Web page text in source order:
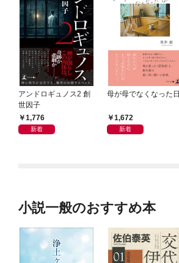
アンドロギュノス2 創
世因子
1,776
新着
母が母でなくなった日
1,672
新着
小説一般のおすすめ本